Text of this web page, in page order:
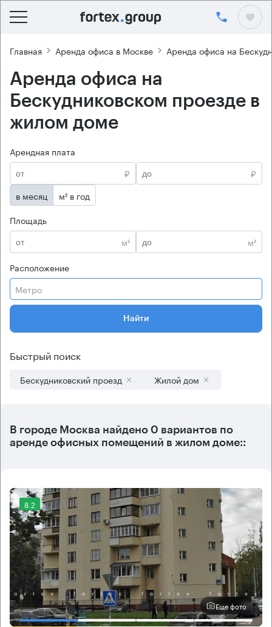
Главная Аренда офиса в Москве Аренда офиса на
Аренда офиса на
Бескудниковском проезде в
жилом доме
Арендная плата
₽
₽
в месяц
м² в год
Площадь
м²
м²
Расположение
Метро
Найти
Быстрый поиск
Бескудниковский проезд Жилой дом
В городе Москва найдено 0 вариантов по
аренде офисных помещений в жилом доме::
8.2
Еще фото